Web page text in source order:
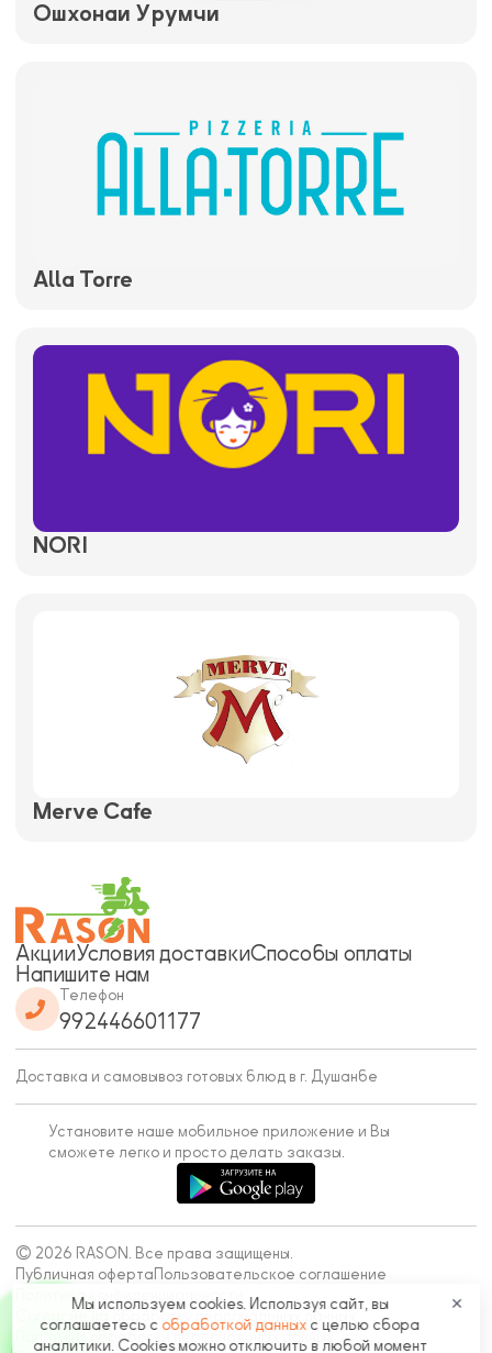
Ошхонаи Урумчи
Alla Torre
NORI
Merve Cafe
АкцииУсловия доставкиСпособы оплаты
Напишите нам
Телефон
992446601177
Доставка и самовывоз готовых блюд в г. Душанбе
Установите наше мобильное приложение и Вы
сможете легко и просто делать заказы.
© 2026 RASON. Все права защищены.
Публичная оферта Пользовательское соглашение
Политика конфиденциальности
Согласие на обработку персональных данных
Политика обработки персональных данных
Мы используем cookies. Используя сайт, вы
соглашаетесь с обработкой данных с целью сбора
аналитики. Cookies можно отключить в любой момент
✕